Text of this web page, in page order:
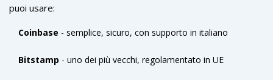
puoi usare:
Coinbase - semplice, sicuro, con supporto in italiano
Bitstamp - uno dei più vecchi, regolamentato in UE